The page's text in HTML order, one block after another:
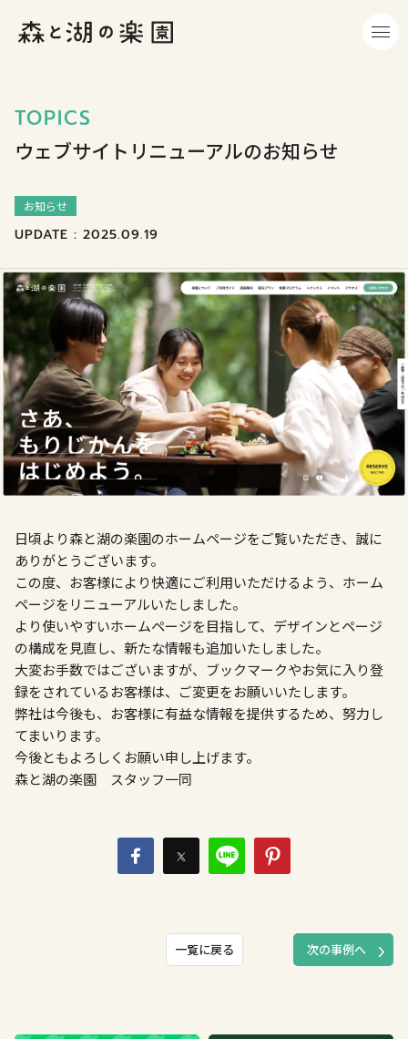
TOPICS
ウェブサイトリニューアルのお知らせ
お知らせ
UPDATE : 2025.09.19
日頃より森と湖の楽園のホームページをご覧いただき、誠に
ありがとうございます。
この度、 お客様により快適にご利用いただけるよう、ホーム
ページをリニューアルいたしました。
より使いやすいホームページを目指して、デザインとページ
の構成を見直し、新たな情報も追加いたしました。
大変お手数ではございますが、ブックマークやお気に入り登
録をされているお客様は、ご変更をお願いいたします。
弊社は今後も、お客様に有益な情報を提供するため、努力し
てまいります。
今後ともよろしくお願い申し上げます。
森と湖の楽園 スタッフ一同
一覧に戻る 次の事例へ